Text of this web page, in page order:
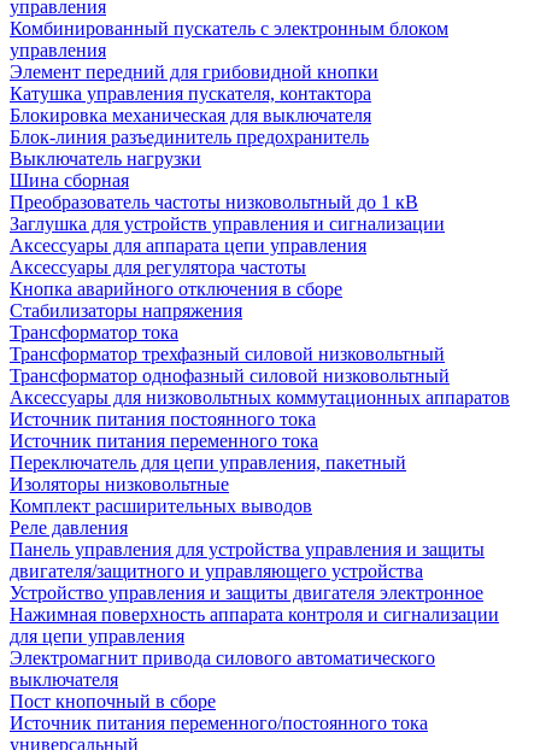
управления
Комбинированный пускатель с электронным блоком
управления
Элемент передний для грибовидной кнопки
Катушка управления пускателя, контактора
Блокировка механическая для выключателя
Блок-линия разъединитель предохранитель
Выключатель нагрузки
Шина сборная
Преобразователь частоты низковольтный до 1 кВ
Заглушка для устройств управления и сигнализации
Аксессуары для аппарата цепи управления
Аксессуары для регулятора частоты
Кнопка аварийного отключения в сборе
Стабилизаторы напряжения
Трансформатор тока
Трансформатор трехфазный силовой низковольтный
Трансформатор однофазный силовой низковольтный
Аксессуары для низковольтных коммутационных аппаратов
Источник питания постоянного тока
Источник питания переменного тока
Переключатель для цепи управления, пакетный
Изоляторы низковольтные
Комплект расширительных выводов
Реле давления
Панель управления для устройства управления и защиты
двигателя/защитного и управляющего устройства
Устройство управления и защиты двигателя электронное
Нажимная поверхность аппарата контроля и сигнализации
для цепи управления
Электромагнит привода силового автоматического
выключателя
Пост кнопочный в сборе
Источник питания переменного/постоянного тока
универсальный